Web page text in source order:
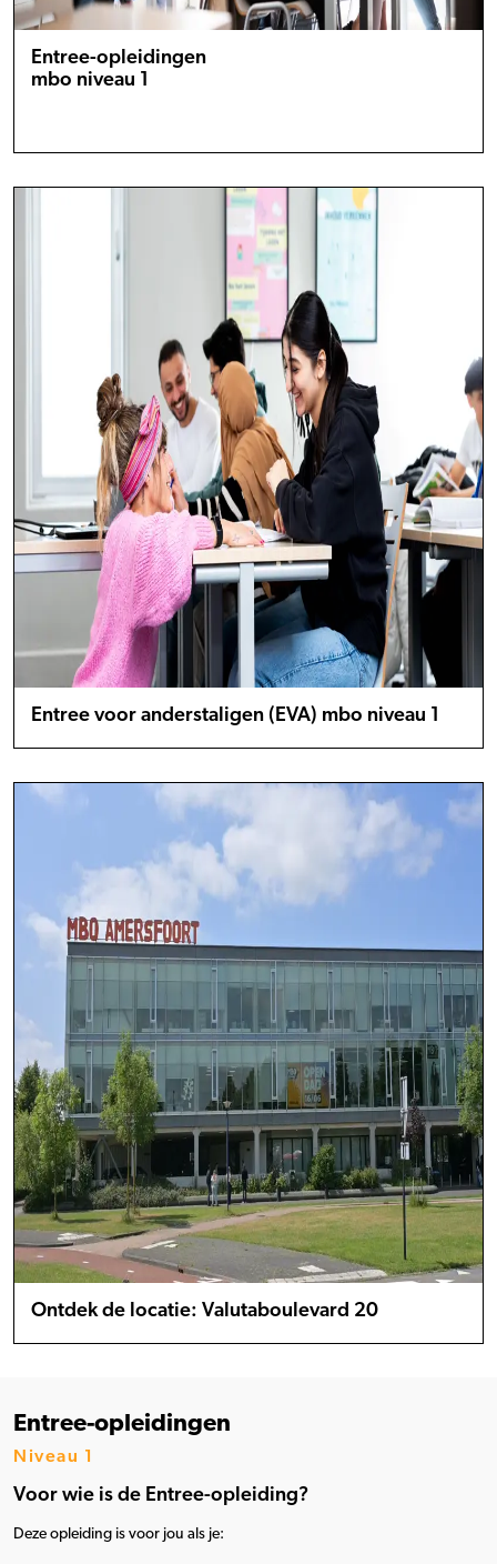
Entree-opleidingen
mbo niveau 1
Entree voor anderstaligen (EVA) mbo niveau 1
Ontdek de locatie: Valutaboulevard 20
Entree-opleidingen
Niveau 1
Voor wie is de Entree-opleiding?
Deze opleiding is voor jou als je: